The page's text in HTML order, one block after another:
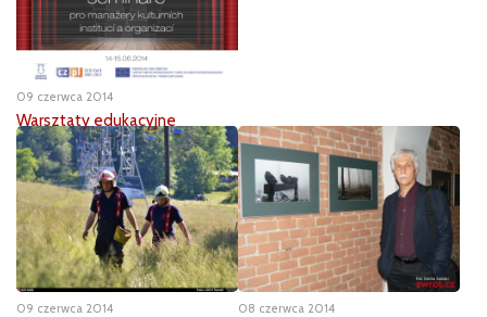
09 czerwca 2014
Warsztaty edukacyjne
09 czerwca 2014 08 czerwca 2014